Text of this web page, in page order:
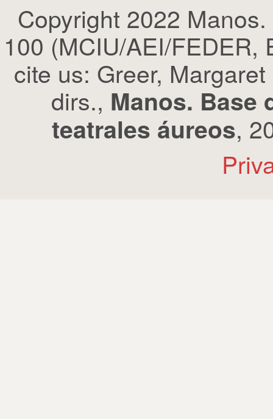
Copyright 2022
100 (MCIU/AEI/
cite us: Greer,
dirs., Manos. Base
teatrales áureos,